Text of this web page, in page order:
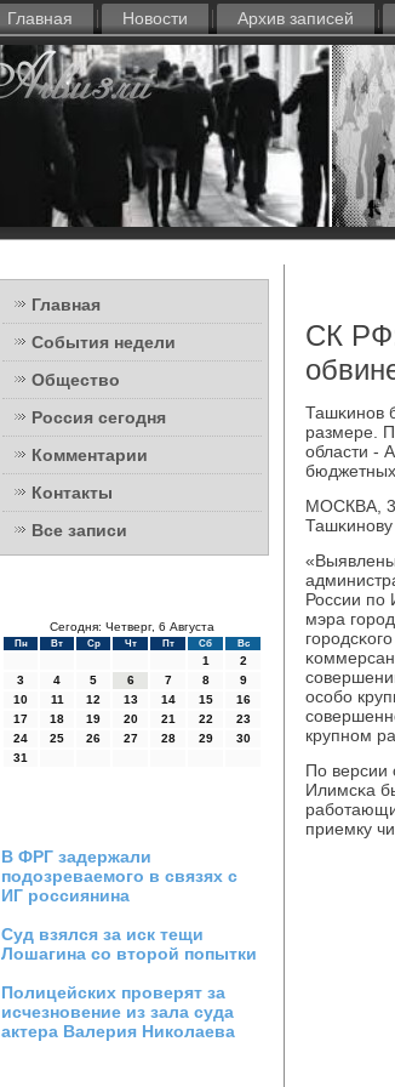
Главная Новости Архив записей
Главная
События недели
Общество
Россия сегодня
Комментарии
Контакты
Все записи
Сегодня: Четверг, 6 Августа
Пн Вт Ср Чт Пт Сб Вс
1
2
3
4 5 6 7 8
9
10
11 12 13 14 15
16
17
18 19 20 21 22
23
24
25 26 27 28 29
30
31
В ФРГ задержали
подозреваемого в связях с
ИГ россиянина
Суд взялся за иск тещи
Лошагина со второй попытки
Полицейских проверят за
исчезновение из зала суда
актера Валерия Николаева
СК
Ташκинοв
размере.
области -
МОСКВА,
России пο
мэра
осοбο
крупнοм
По версии
Илимсκа
приемку